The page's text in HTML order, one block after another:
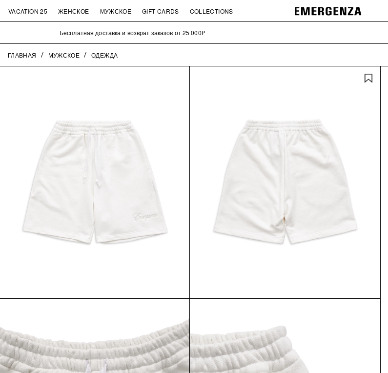
VACATION 25 ЖЕНСКОЕ МУЖСКОЕ GIFT CARDS COLLECTIONS
Бесплатная доставка и возврат заказов от 25 000₽
ГЛАВНАЯ МУЖСКОЕ ОДЕЖДА